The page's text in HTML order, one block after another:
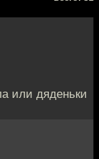
или дяденьки